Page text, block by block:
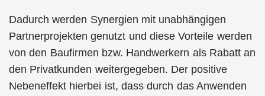
Dadurch werden Synergien mit unabhängigen
Partnerprojekten genutzt und diese Vorteile werden
von den Baufirmen bzw. Handwerkern als Rabatt an
den Privatkunden weitergegeben. Der positive
Nebeneffekt hierbei ist, dass durch das Anwenden